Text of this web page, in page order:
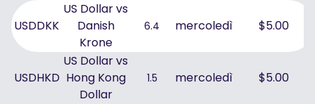
USDDKK
US Dollar vs
Danish
Krone
6.4 mercoledì $5.00
USDHKD
US Dollar vs
Hong Kong
Dollar
1.5 mercoledì $5.00